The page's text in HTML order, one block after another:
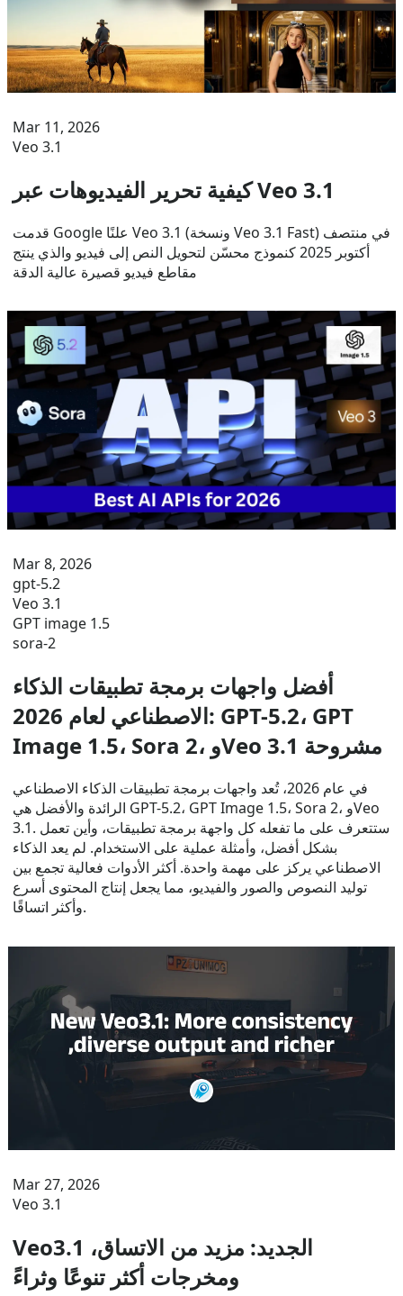
Mar 11, 2026
Veo 3.1
كيفية تحرير الفيديوهات عبر Veo 3.1
قدمت Google علنًا Veo 3.1 (ونسخة Veo 3.1 Fast) في منتصف
أكتوبر 2025 كنموذج محسّن لتحويل النص إلى فيديو والذي ينتج
مقاطع فيديو قصيرة عالية الدقة
Mar 8, 2026
gpt-5.2
Veo 3.1
GPT image 1.5
sora-2
أفضل واجهات برمجة تطبيقات الذكاء
الاصطناعي لعام 2026: GPT-5.2، GPT
Image 1.5، Sora 2، وVeo 3.1 مشروحة
في عام 2026، تُعد واجهات برمجة تطبيقات الذكاء الاصطناعي
الرائدة والأفضل هي GPT-5.2، GPT Image 1.5، Sora 2، وVeo
3.1. ستتعرف على ما تفعله كل واجهة برمجة تطبيقات، وأين تعمل
بشكل أفضل، وأمثلة عملية على الاستخدام. لم يعد الذكاء
الاصطناعي يركز على مهمة واحدة. أكثر الأدوات فعالية تجمع بين
توليد النصوص والصور والفيديو، مما يجعل إنتاج المحتوى أسرع
وأكثر اتساقًا.
Mar 27, 2026
Veo 3.1
Veo3.1 الجديد: مزيد من الاتساق،
ومخرجات أكثر تنوعًا وثراءً